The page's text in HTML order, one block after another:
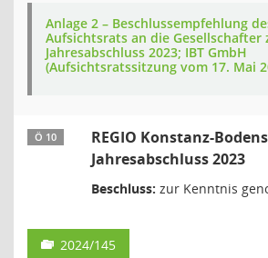
Anlage 2 – Beschlussempfehlung
Aufsichtsrats an die Gesellschafter
Jahresabschluss 2023; IBT GmbH
(Aufsichtsratssitzung vom 17. Mai
Ö 10
REGIO Konstanz-
Jahresabschluss 2023
Beschluss: zur Kenntnis
2024/145